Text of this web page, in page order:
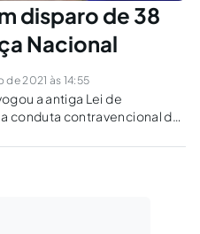
disparo de 38
Nacional
2021 às 14:55
a antiga Lei de
conduta contravencional de